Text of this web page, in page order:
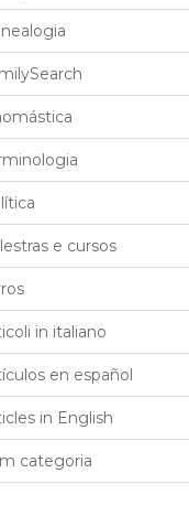
e cursos
in italiano
en español
in English
categoria